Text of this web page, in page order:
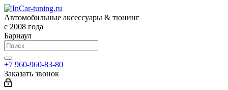
Автомобильные аксессуары & тюнинг
с 2008 года
Барнаул
+7 960-960-83-80
Заказать звонок